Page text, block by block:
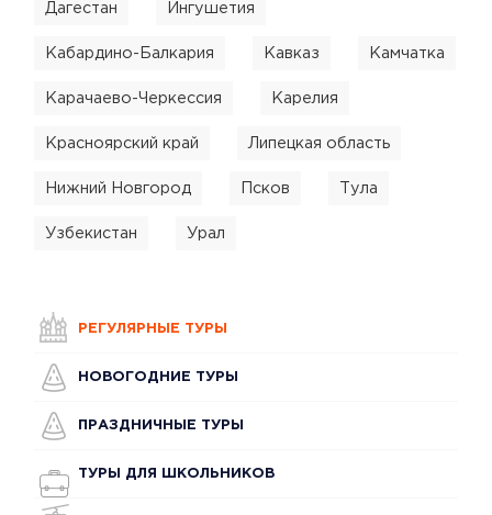
Дагестан Ингушетия
Кабардино-Балкария Кавказ Камчатка
Карачаево-Черкессия Карелия
Красноярский край Липецкая область
Нижний Новгород Псков Тула
Узбекистан Урал
РЕГУЛЯРНЫЕ ТУРЫ
НОВОГОДНИЕ ТУРЫ
ПРАЗДНИЧНЫЕ ТУРЫ
ТУРЫ ДЛЯ ШКОЛЬНИКОВ